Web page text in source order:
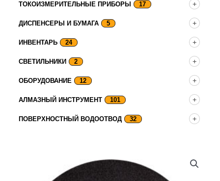
ТОКОИЗМЕРИТЕЛЬНЫЕ ПРИБОРЫ 17
ДИСПЕНСЕРЫ И БУМАГА 5
ИНВЕНТАРЬ 24
СВЕТИЛЬНИКИ 2
ОБОРУДОВАНИЕ 12
АЛМАЗНЫЙ ИНСТРУМЕНТ 101
ПОВЕРХНОСТНЫЙ ВОДООТВОД 32